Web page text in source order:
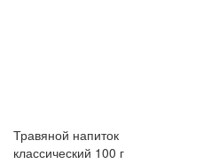
Травяной напиток
классический 100 г